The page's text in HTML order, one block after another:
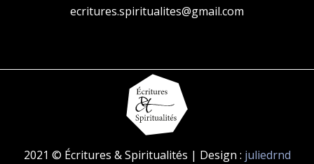
ecritures.spiritualites@gmail.com
2021 © Écritures & Spiritualités | Design : juliedrnd